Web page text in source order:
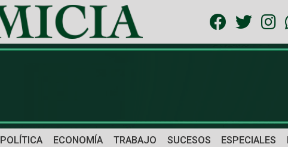
POLÍTICA ECONOMÍA TRABAJO SUCESOS ESPECIALES